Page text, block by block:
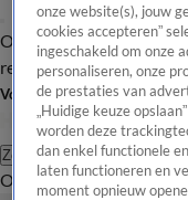
Overzicht Laatste nieuws
redactie
Volg Hart van Nederland
Zoeken
OverzichtRegio
onze website(s), jouw
cookies accepteren”
ingeschakeld om onze
personaliseren, onze
de prestaties van
„Huidige keuze
worden deze
dan enkel functionele
laten functioneren en
moment opnieuw